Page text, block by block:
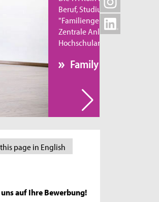
Karriere und wurde 2011 als
Hochschule" zertifiziert.
für alle
ist der Familienservice.
page in English
auf Ihre Bewerbung!